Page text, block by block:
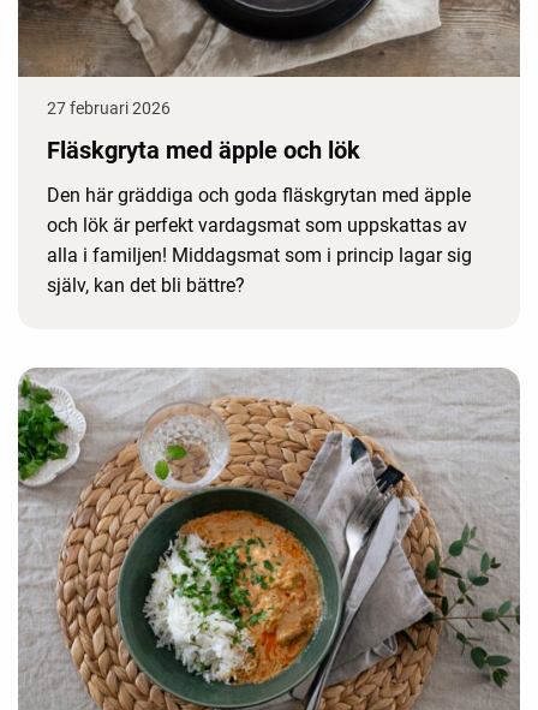
27 februari 2026
Fläskgryta med äpple och lök
Den här gräddiga och goda fläskgrytan med äpple
och lök är perfekt vardagsmat som uppskattas av
alla i familjen! Middagsmat som i princip lagar sig
själv, kan det bli bättre?